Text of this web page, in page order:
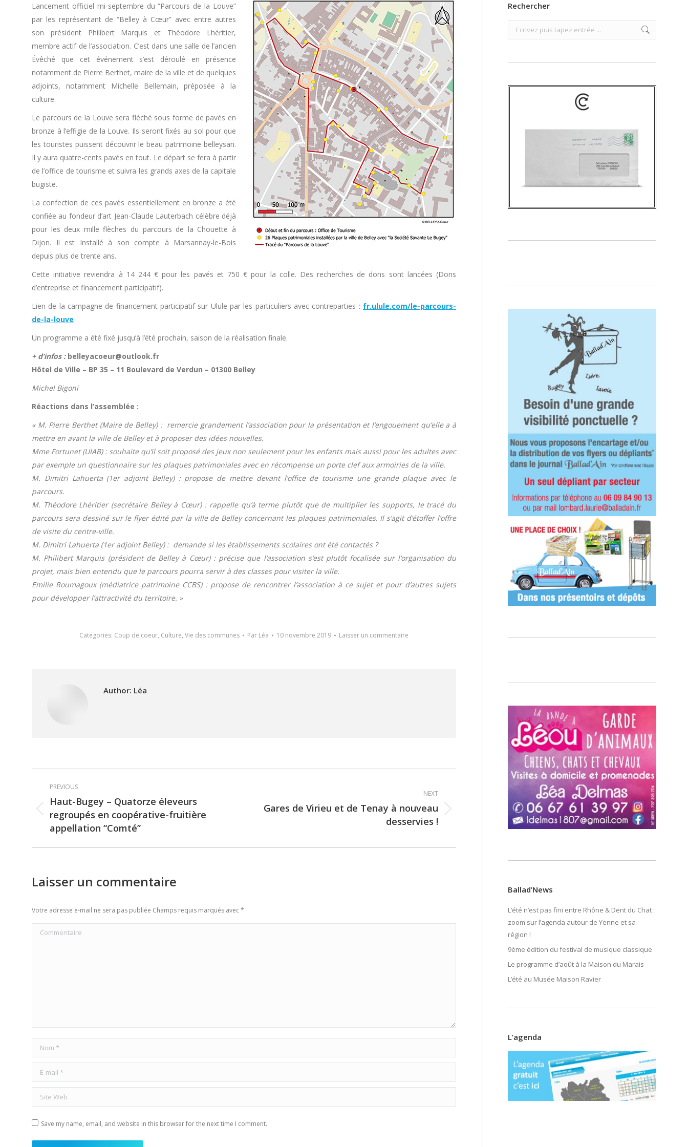
Lancement officiel mi-septembre du “Parcours de la Louve”
par les représentant de “Belley à Cœur” avec entre autres
son président Philibert Marquis et Théodore Lhéritier,
membre actif de l’association. C’est dans une salle de l’ancien
Évêché que cet événement s’est déroulé en présence
notamment de Pierre Berthet, maire de la ville et de quelques
adjoints, notamment Michelle Bellemain, préposée à la
culture.
Le parcours de la Louve sera fléché sous forme de pavés en
bronze à l’effigie de la Louve. Ils seront fixés au sol pour que
les touristes puissent découvrir le beau patrimoine belleysan.
Il y aura quatre-cents pavés en tout. Le départ se fera à partir
de l’office de tourisme et suivra les grands axes de la capitale
bugiste.
La confection de ces pavés essentiellement en bronze a été
confiée au fondeur d’art Jean-Claude Lauterbach célèbre déjà
pour les deux mille flèches du parcours de la Chouette à
Dijon. Il est Installé à son compte à Marsannay-le-Bois
depuis plus de trente ans.
Cette initiative reviendra à 14 244 € pour les pavés et 750 € pour la colle. Des recherches de dons sont lancées (Dons
d’entreprise et financement participatif).
Lien de la campagne de financement participatif sur Ulule par les particuliers avec contreparties : fr.ulule.com/le-parcours-
de-la-louve
Un programme a été fixé jusqu’à l’été prochain, saison de la réalisation finale.
+ d’infos :belleyacoeur@outlook.fr
Hôtel de Ville – BP 35 – 11 Boulevard de Verdun – 01300 Belley
Michel Bigoni
Réactions dans l’assemblée :
« M. Pierre Berthet (Maire de Belley) : remercie grandement l’association pour la présentation et l’engouement qu’elle a à
mettre en avant la ville de Belley et à proposer des idées nouvelles.
Mme Fortunet (UIAB) : souhaite qu’il soit proposé des jeux non seulement pour les enfants mais aussi pour les adultes avec
par exemple un questionnaire sur les plaques patrimoniales avec en récompense un porte clef aux armoiries de la ville.
M. Dimitri Lahuerta (1er adjoint Belley) : propose de mettre devant l’office de tourisme une grande plaque avec le
parcours.
M. Théodore Lhéritier (secrétaire Belley à Cœur) : rappelle qu’à terme plutôt que de multiplier les supports, le tracé du
parcours sera dessiné sur le flyer édité par la ville de Belley concernant les plaques patrimoniales. Il s’agit d’étoffer l’offre
de visite du centre-ville.
M. Dimitri Lahuerta (1er adjoint Belley) : demande si les établissements scolaires ont été contactés ?
M. Philibert Marquis (président de Belley à Cœur) : précise que l’association s’est plutôt focalisée sur l’organisation du
projet, mais bien entendu que le parcours pourra servir à des classes pour visiter la ville.
Emilie Roumagoux (médiatrice patrimoine CCBS) : propose de rencontrer l’association à ce sujet et pour d’autres sujets
pour développer l’attractivité du territoire. »
Categories: Coup de coeur, Culture, Vie des communes Par Léa 10 novembre 2019 Laisser un commentaire
Author: Léa
Post
navigation
PREVIOUS
Previous
post:
Haut-Bugey – Quatorze éleveurs
regroupés en coopérative-fruitière
appellation “Comté”
NEXT
Next
Gares de Virieu et de Tenay à nouveau
desservies !
Laisser un commentaire
Votre adresse e-mail ne sera pas publiée Champs requis marqués avec*
Commentaire
Nom *
E-mail *
Site Web
Save my name, email, and website in this browser for the next time I comment.
Rechercher
Search:
Ballad’News
L’été n’est pas fini entre Rhône & Dent du Chat :
zoom sur l’agenda autour de Yenne et sa
région !
9ème édition du festival de musique classique
Le programme d’août à la Maison du Marais
L’été au Musée Maison Ravier
L’agenda